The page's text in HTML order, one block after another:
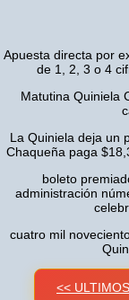
Apuesta directa por
de 1, 2, 3 o 4
Matutina Quiniela
La Quiniela deja un
Chaqueña paga
boleto
administración
cuatro mil
<<